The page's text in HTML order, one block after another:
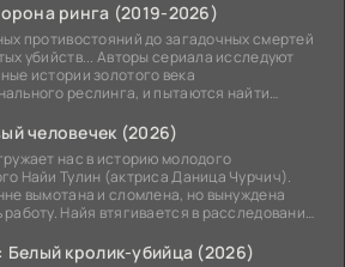
ринга (2019-2026)
противостояний до загадочных смертей
убийств... Авторы сериала исследуют
истории золотого века
реслинга, и пытаются найти
человечек (2026)
нас в историю молодого
Найи Тулин (актриса Даница Чурчич).
вымотана и сломлена, но вынуждена
Найя втягивается в расследование
Белый кролик-убийца (2026)